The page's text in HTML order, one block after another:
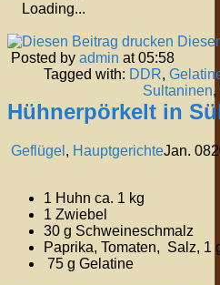
Loading...
Posted by admin at 05:58
Tagged with: DDR,
Sultaninen,
Hühnerpörkelt in
Geflügel , HauptgerichteJan. 08
1 Huhn ca. 1 kg
1 Zwiebel
30 g Schweineschmalz
Paprika, Tomaten, Salz, 1
75 g Gelatine